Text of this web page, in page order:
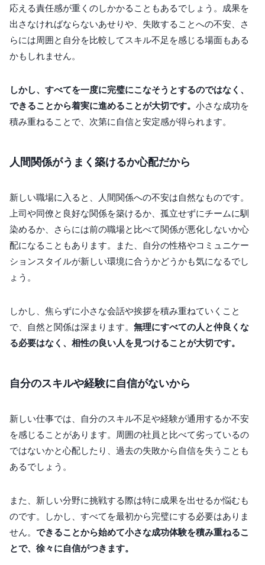
応える責任感が重くのしかかることもあるでしょう。成果を
出さなければならないあせりや、失敗することへの不安、さ
らには周囲と自分を比較してスキル不足を感じる場面もある
かもしれません。
しかし、すべてを一度に完璧にこなそうとするのではなく、
できることから着実に進めることが大切です。 小さな成功を
積み重ねることで、次第に自信と安定感が得られます。
人間関係がうまく築けるか心配だから
新しい職場に入ると、人間関係への不安は自然なものです。
上司や同僚と良好な関係を築けるか、孤立せずにチームに馴
染めるか、さらには前の職場と比べて関係が悪化しないか心
配になることもあります。また、自分の性格やコミュニケー
ションスタイルが新しい環境に合うかどうかも気になるでし
ょう。
しかし、焦らずに小さな会話や挨拶を積み重ねていくこと
で、自然と関係は深まります。 無理にすべての人と仲良くな
る必要はなく、相性の良い人を見つけることが大切です。
自分のスキルや経験に自信がないから
新しい仕事では、自分のスキル不足や経験が通用するか不安
を感じることがあります。周囲の社員と比べて劣っているの
ではないかと心配したり、過去の失敗から自信を失うことも
あるでしょう。
また、新しい分野に挑戦する際は特に成果を出せるか悩むも
のです。しかし、すべてを最初から完璧にする必要はありま
せん。 できることから始めて小さな成功体験を積み重ねるこ
とで、徐々に自信がつきます。